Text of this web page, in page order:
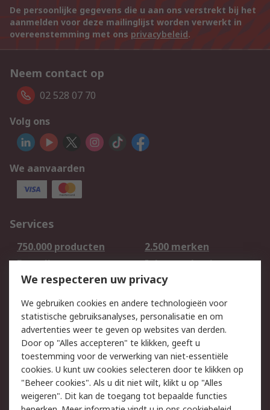
De persoonlijke gegevens die u aan ons verstrekt bij het
aanmelden voor deze mailinglijst worden verwerkt in
overeenstemming met ons privacybeleid.
Neem contact op
02 528 07 70
Volg ons
We aanvaarden
Services
750.000 producten
2.500 merken
Bestellen
Inkoopoplossingen
Retouren
Technisch advies
Track & Trace
Wettelijk
Cookiebeleid
Email veiligheid
Privacybeleid -
Bijgewerkt
Websitevoorwaarden
Algemene
We respecteren uw privacy
We gebruiken cookies en andere technologieën voor
statistische gebruiksanalyses, personalisatie en om
advertenties weer te geven op websites van derden.
Door op "Alles accepteren" te klikken, geeft u
toestemming voor de verwerking van niet-essentiële
cookies. U kunt uw cookies selecteren door te klikken op
"Beheer cookies". Als u dit niet wilt, klikt u op "Alles
weigeren". Dit kan de toegang tot bepaalde functies